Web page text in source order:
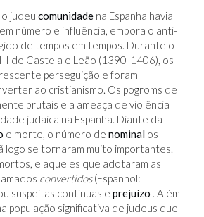
judeu comunidade na Espanha havia
número e influência, embora o anti-
de tempos em tempos. Durante o
de Castela e Leão (1390-1406), os
perseguição e foram
ao cristianismo. Os pogroms de
brutais e a ameaça de violência
judaica na Espanha. Diante da
e morte, o número de nominal os
logo se tornaram muito importantes.
e aqueles que adotaram as
convertidos(Espanhol:
suspeitas contínuas e prejuízo . Além
população significativa de judeus que